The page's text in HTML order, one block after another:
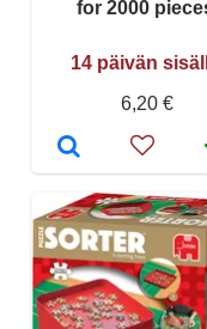
for 2000
14 päivän
6,20 €